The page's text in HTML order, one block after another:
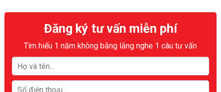
Đăng ký tư vấn miễn phí
Tìm hiểu 1 năm không bằng lắng nghe 1 câu tư vấn